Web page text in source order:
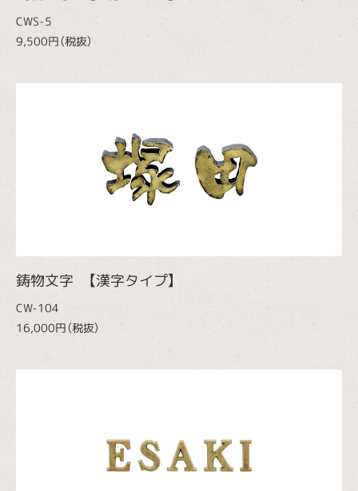
CWS-5
9,500円（税抜）
鋳物文字 【漢字タイプ】
CW-104
16,000円（税抜）